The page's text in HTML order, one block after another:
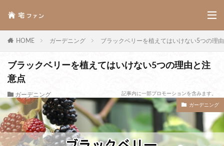
HOME ガーデニング ブラックベリーを植えてはいけない5つの理
ブラックベリーを植えてはいけない5つの理由と注
意点
ガーデニング 記事内に一部プロモーションを含みます。
ガーデニング